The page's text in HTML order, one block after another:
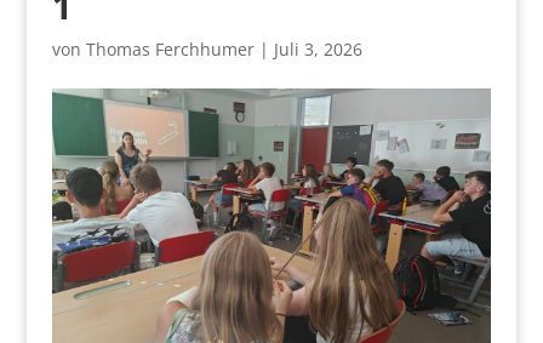
von Thomas Ferchhumer| Juli 3, 2026